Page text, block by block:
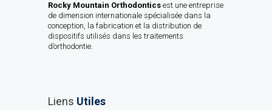
Rocky Mountain Orthodontics est une entreprise
de dimension internationale spécialisée dans la
conception, la fabrication et la distribution de
dispositifs utilisés dans les traitements
d’orthodontie.
Liens Utiles